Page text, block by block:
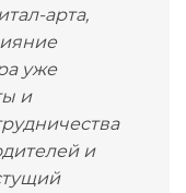
арта,
уже
и
и